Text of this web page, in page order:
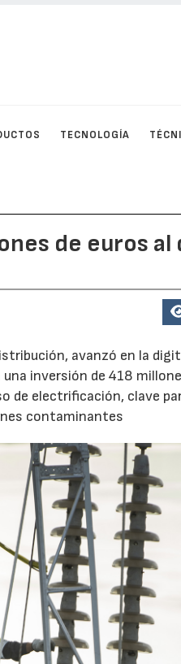
TECNOLOGÍA
de euros
avanzó en la
inversión de 418
electrificación, clave
contaminantes